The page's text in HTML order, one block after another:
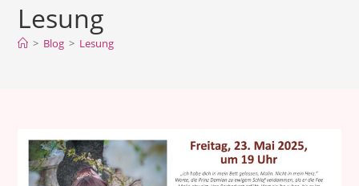
Lesung
> Blog > Lesung